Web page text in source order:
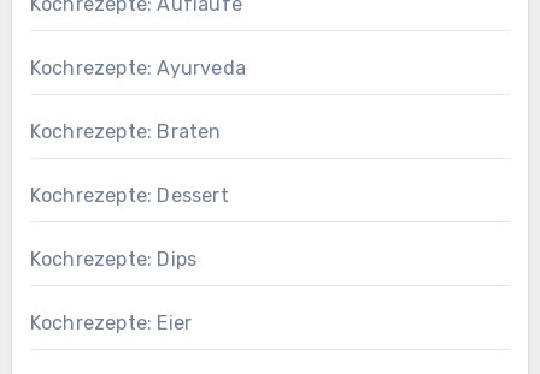
Kochrezepte: Ayurveda
Kochrezepte: Braten
Kochrezepte: Dessert
Kochrezepte: Dips
Kochrezepte: Eier